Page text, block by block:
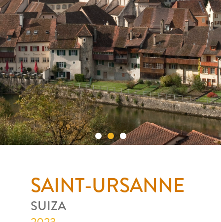
SAINT-URSANNE
SWITZERLAND
SAINT-URSANNE
SUIZA